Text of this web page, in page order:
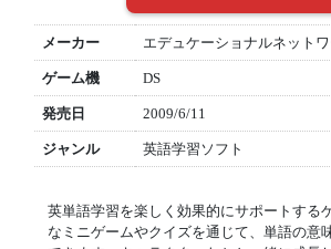
メーカー エデュケーショナルネット
ゲーム機 DS
発売日 2009/6/11
ジャンル 英語学習ソフト
英単語学習を楽しく効果的にサポートする
なミニゲームやクイズを通じて、単語の意